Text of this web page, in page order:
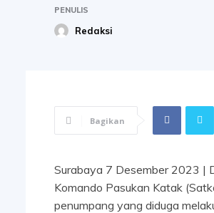
PENULIS
Redaksi
Bagikan
Surabaya 7 Desember 2023 |
Komando Pasukan Katak
penumpang yang diduga